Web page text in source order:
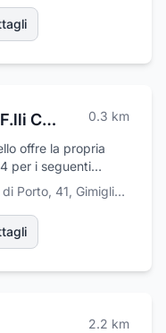
Onoranze Funebri F.lli Cubello 0.3 km
offre la propria
per i seguenti
fioraio,
e recupero salma.
si occupa di
funebre
Porto, 41, Gimigliano
2.2 km